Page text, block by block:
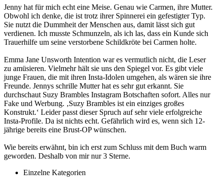
Jenny hat für mich echt eine Meise. Genau wie Carmen, ihre Mutter.
Obwohl ich denke, die ist trotz ihrer Spinnerei ein gefestigter Typ.
Sie nutzt die Dummheit der Menschen aus, damit lässt sich gut
verdienen. Ich musste Schmunzeln, als ich las, dass ein Kunde sich
Trauerhilfe um seine verstorbene Schildkröte bei Carmen holte.
Emma Jane Unsworth Intention war es vermutlich nicht, die Leser
zu amüsieren. Vielmehr hält sie uns den Spiegel vor. Es gibt viele
junge Frauen, die mit ihren Insta-Idolen umgehen, als wären sie ihre
Freunde. Jennys schrille Mutter hat es sehr gut erkannt. Sie
durchschaut Suzy Brambles Instagram Botschaften sofort. Alles nur
Fake und Werbung. ‚Suzy Brambles ist ein einziges großes
Konstrukt.‘ Leider passt dieser Spruch auf sehr viele erfolgreiche
Insta-Profile. Da ist nichts echt. Gefährlich wird es, wenn sich 12-
jährige bereits eine Brust-OP wünschen.
Wie bereits erwähnt, bin ich erst zum Schluss mit dem Buch warm
geworden. Deshalb von mir nur 3 Sterne.
Einzelne Kategorien